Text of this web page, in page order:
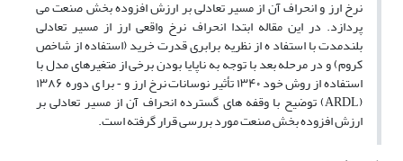
نرخ ارز و انحراف آن از مسیر تعادلی بر ارزش افزوده بخش صنعت می
پردازد. در این مقاله ابتدا انحراف نرخ واقعی ارز از مسیر تعادلی
بلندمدت با استفاد ه از نظریه برابری قدرت خرید (استفاده از شاخص
کروم) و در مرحله بعد با توجه به ناپایا بودن برخی از متغیرهای مدل با
استفاده از روش خود ۱۳۴۰ تأثیر نوسانات نرخ ارز و ‐ برا ی دوره ۱۳۸۶
(ARDL) توضیح با وقفه های گسترده انحراف آن از مسیر تعادلی بر
ارزش افزوده بخش صنعت مورد بررسی قرار گرفته است.